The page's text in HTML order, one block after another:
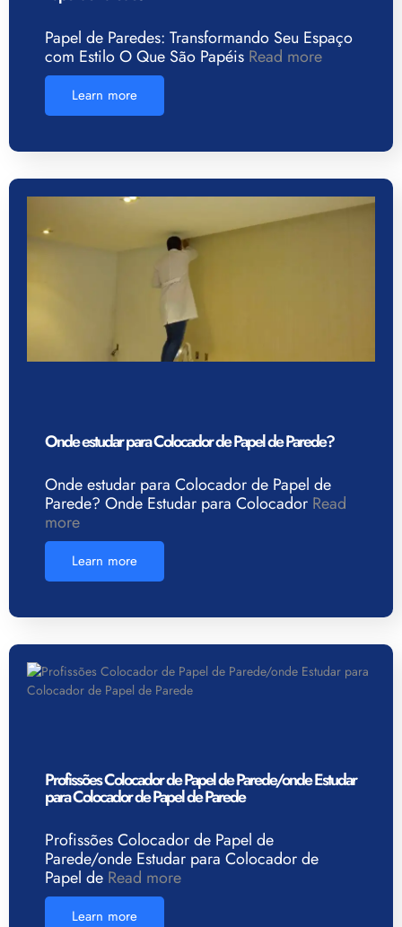
Papel de Paredes: Transformando Seu Espaço
com Estilo O Que São Papéis Read more
Learn more
Onde estudar para Colocador de Papel de Parede?
Onde estudar para Colocador de Papel de
Parede? Onde Estudar para Colocador Read
more
Learn more
Profissões Colocador de Papel de Parede/onde Estudar
para Colocador de Papel de Parede
Profissões Colocador de Papel de
Parede/onde Estudar para Colocador de
Papel de Read more
Learn more